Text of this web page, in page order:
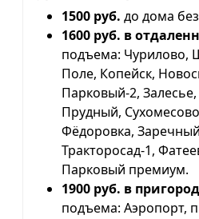
1500 руб. до дома
1600 руб. в
подъема: Чурилово,
Поле, Копейск,
Парковый-2,
Прудный,
Фёдоровка,
Тракторосад-1,
Парковый премиум.
1900 руб. в
подъема: Аэропорт,